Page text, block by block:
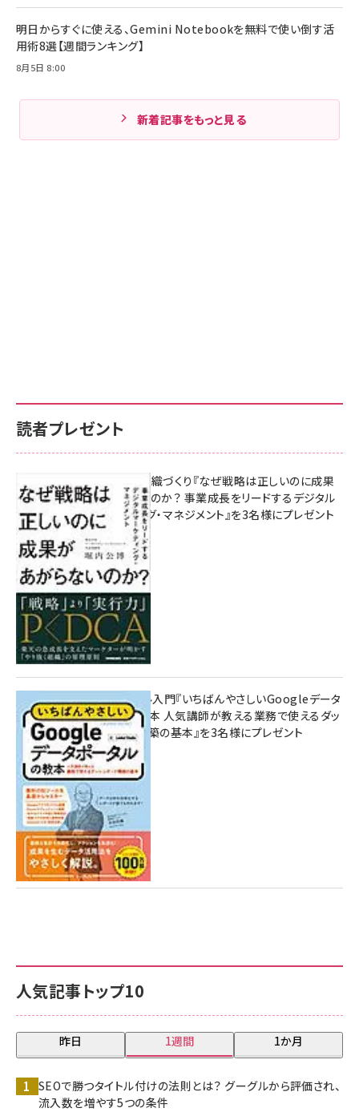
明日からすぐに使える、Gemini Notebookを無料で使い倒す活
用術8選【週間ランキング】
8月5日 8:00
新着記事をもっと見る
人気記事トップ10
昨日 1週間 1か月
SEOで勝つタイトル付けの法則とは？ グーグルから評価され、
流入数を増やす5つの条件
読者プレゼント
成果を生む組織づくり『なぜ戦略は正しいのに成果
があがらないのか？ 事業成長をリードするデジタル
マーケティング・マネジメント』を3名様にプレゼント
8月7日 10:00
無料BIツール入門『いちばんやさしいGoogleデータ
ポータルの教本 人気講師が教える業務で使えるダッ
シュボード構築の基本』を3名様にプレゼント
7月31日 10:00